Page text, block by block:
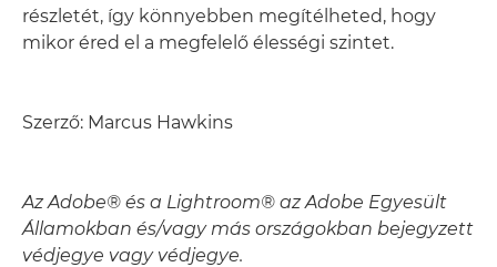
részletét, így könnyebben megítélheted, hogy
mikor éred el a megfelelő élességi szintet.
Szerző: Marcus Hawkins
Az Adobe® és a Lightroom® az Adobe Egyesült
Államokban és/vagy más országokban bejegyzett
védjegye vagy védjegye.